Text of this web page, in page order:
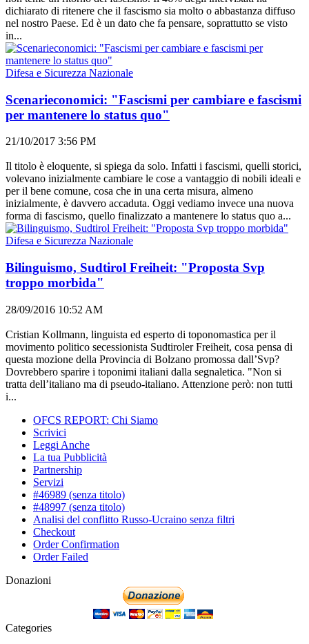
dichiarato di ritenere che il fascismo sia molto o abbastanza diffuso
nel nostro Paese. Ed è un dato che fa pensare, soprattutto se visto
in...
Difesa e Sicurezza Nazionale
Scenarieconomici: "Fascismi per cambiare e fascismi
per mantenere lo status quo"
21/10/2017 3:56 PM
Il titolo è eloquente, si spiega da solo. Infatti i fascismi, quelli storici,
volevano inizialmente cambiare le cose a vantaggio di nobili ideali e
per il bene comune, cosa che in una certa misura, almeno
inizialmente, è davvero accaduta. Oggi vediamo invece una nuova
forma di fascismo, quello finalizzato a mantenere lo status quo a...
Difesa e Sicurezza Nazionale
Bilinguismo, Sudtirol Freiheit: "Proposta Svp
troppo morbida"
28/09/2016 10:52 AM
Cristian Kollmann, linguista ed esperto di toponomastica per il
movimento politico secessionista Sudtiroler Freiheit, cosa pensa di
questa mozione della Provincia di Bolzano promossa dall’Svp?
Dovrebbero sparire i toponimi italiani dalla segnaletica. "Non si
tratta dell’italiano ma di pseudo-italiano. Attenzione però: non tutti
i...
OFCS REPORT: Chi Siamo
Scrivici
Leggi Anche
La tua Pubblicità
Partnership
Servizi
#46989 (senza titolo)
#48997 (senza titolo)
Analisi del conflitto Russo-Ucraino senza filtri
Checkout
Order Confirmation
Order Failed
Donazioni
Categories